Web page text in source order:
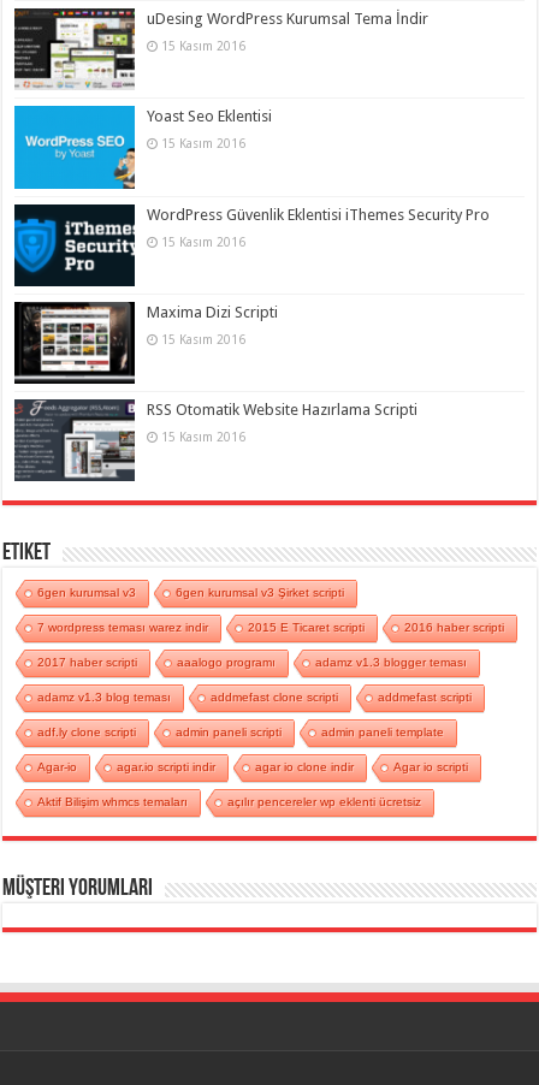
uDesing WordPress Kurumsal Tema İndir
15 Kasım 2016
Yoast Seo Eklentisi
15 Kasım 2016
WordPress Güvenlik Eklentisi iThemes Security Pro
15 Kasım 2016
Maxima Dizi Scripti
15 Kasım 2016
RSS Otomatik Website Hazırlama Scripti
15 Kasım 2016
Etiket
6gen kurumsal v3 6gen kurumsal v3 Şirket scripti
7 wordpress teması warez indir 2015 E Ticaret scripti 2016 haber scripti
2017 haber scripti aaalogo programı adamz v1.3 blogger teması
adamz v1.3 blog teması addmefast clone scripti addmefast scripti
adf.ly clone scripti admin paneli scripti admin paneli template
Agar-io agar.io scripti indir agar io clone indir Agar io scripti
Aktif Bilişim whmcs temaları açılır pencereler wp eklenti ücretsiz
Müşteri Yorumları